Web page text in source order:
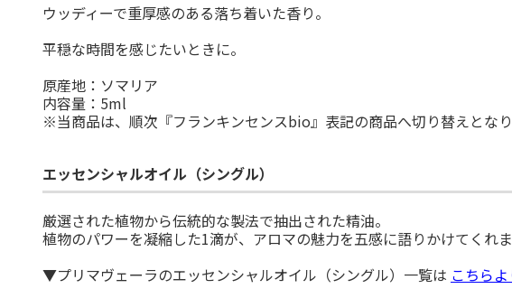
ウッディーで重厚感のある落ち着いた香り。
平穏な時間を感じたいときに。
原産地：ソマリア
内容量：5ml
※当商品は、順次『フランキンセンスbio』表記の商品へ切り替えとな
エッセンシャルオイル（シングル）
厳選された植物から伝統的な製法で抽出された精油。
植物のパワーを凝縮した1滴が、アロマの魅力を五感に語りかけてくれま
▼プリマヴェーラのエッセンシャルオイル（シングル）一覧は こちらよ